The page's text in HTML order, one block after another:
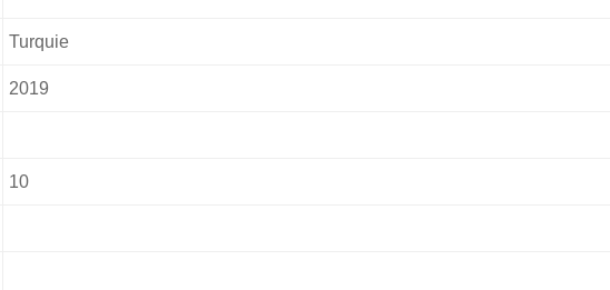
Turquie
2019
10